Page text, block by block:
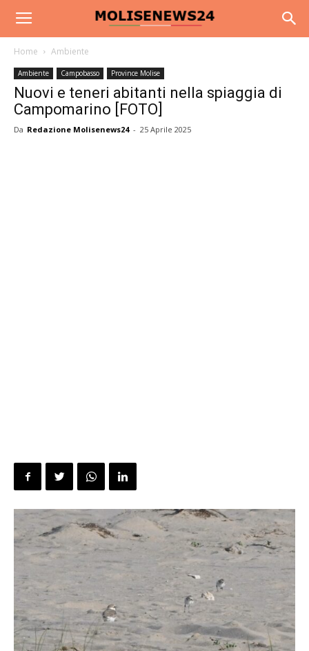
Home Ambiente
Ambiente Campobasso Province Molise
Nuovi e teneri abitanti nella spiaggia di
Campomarino [FOTO]
Da Redazione Molisenews24 - 25 Aprile 2025